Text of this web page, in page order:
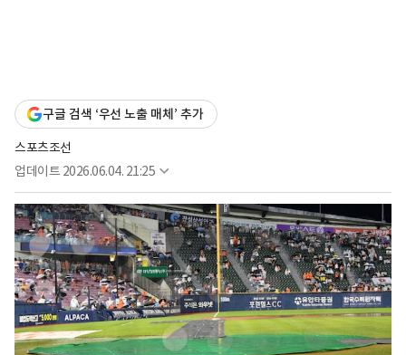
구글 검색 ‘우선 노출 매체’ 추가
스포츠조선
업데이트 2026.06.04. 21:25